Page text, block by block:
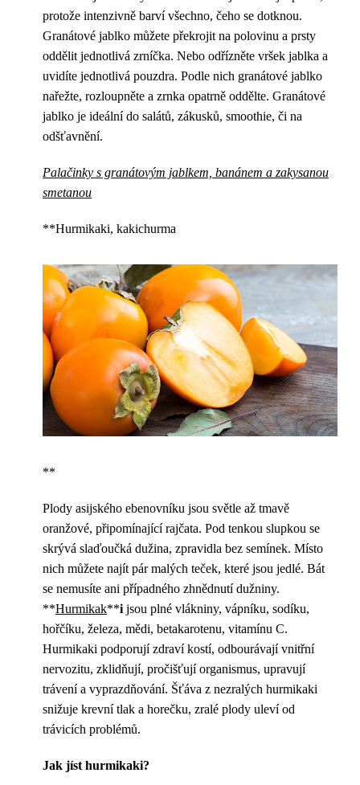
protože intenzivně barví všechno, čeho se dotknou.
Granátové jablko můžete překrojit na polovinu a prsty
oddělit jednotlivá zrníčka. Nebo odřízněte vršek jablka a
uvidíte jednotlivá pouzdra. Podle nich granátové jablko
nařežte, rozloupněte a zrnka opatrně oddělte. Granátové
jablko je ideální do salátů, zákusků, smoothie, či na
odšťavnění.
Palačinky s granátovým jablkem, banánem a zakysanou
smetanou
**Hurmikaki, kakichurma
**
Plody asijského ebenovníku jsou světle až tmavě
oranžové, připomínající rajčata. Pod tenkou slupkou se
skrývá slaďoučká dužina, zpravidla bez semínek. Místo
nich můžete najít pár malých teček, které jsou jedlé. Bát
se nemusíte ani případného zhnědnutí dužniny.
**Hurmikak**i jsou plné vlákniny, vápníku, sodíku,
hořčíku, železa, mědi, betakarotenu, vitamínu C.
Hurmikaki podporují zdraví kostí, odbourávají vnitřní
nervozitu, zklidňují, pročišťují organismus, upravují
trávení a vyprazdňování. Šťáva z nezralých hurmikaki
snižuje krevní tlak a horečku, zralé plody uleví od
trávicích problémů.
Jak jíst hurmikaki?